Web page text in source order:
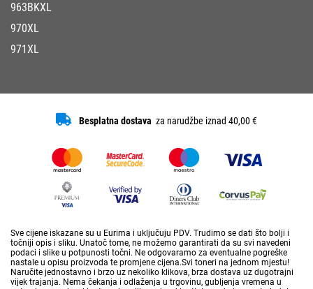
963BKXL
970XL
971XL
Besplatna dostava za narudžbe iznad 40,00 €
Sve cijene iskazane su u Eurima i uključuju PDV. Trudimo se dati što bolji i
točniji opis i sliku. Unatoč tome, ne možemo garantirati da su svi navedeni
podaci i slike u potpunosti točni. Ne odgovaramo za eventualne pogreške
nastale u opisu proizvoda te promjene cijena.Svi toneri na jednom mjestu!
Naručite jednostavno i brzo uz nekoliko klikova, brza dostava uz dugotrajni
vijek trajanja. Nema čekanja i odlaženja u trgovinu, gubljenja vremena u